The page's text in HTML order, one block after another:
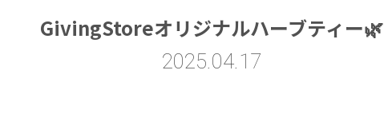
GivingStoreオリジナルハーブティー🌿
2025.04.17